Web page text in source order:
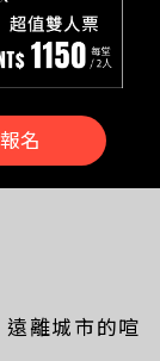
名
離城市的喧